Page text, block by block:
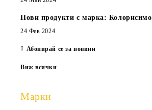
Нови продукти с марка: Колорисимо
24 Фев 2024
Абонирай се за новини
Виж всички
Марки